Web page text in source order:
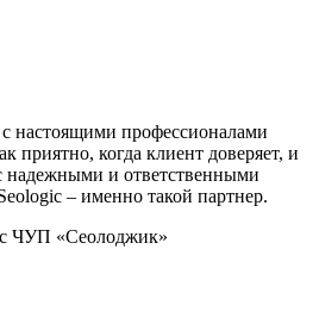
с настоящими профессионалами
приятно, когда клиент доверяет, и
надежными и ответственными
– именно такой партнер.
с ЧУП «Сеолоджик»